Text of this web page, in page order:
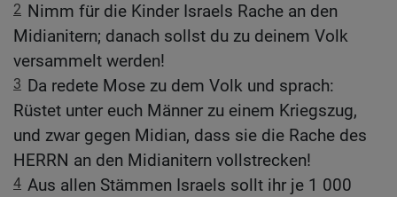
2 Nimm für die Kinder Israels Rache an den
Midianitern; danach sollst du zu deinem Volk
versammelt werden!
3 Da redete Mose zu dem Volk und sprach:
Rüstet unter euch Männer zu einem Kriegszug,
und zwar gegen Midian, dass sie die Rache des
HERRN an den Midianitern vollstrecken!
4 Aus allen Stämmen Israels sollt ihr je 1 000